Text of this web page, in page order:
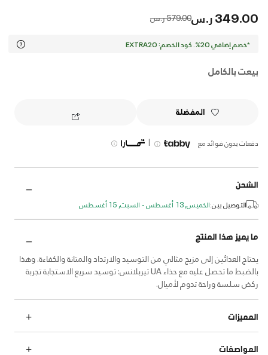
349.00 ر.س Price reduced from
579.00 ر.س to
*خصم إضافي 20%. كود الخصم: EXTRA20
بيعت بالكامل
المفضلة
دفعات بدون فوائد مع |
الشحن
التوصيل بين:الخميس, 13 أغسطس - السبت, 15 أغسطس
ما يميز هذا المنتج
يحتاج العدائين إلى مزيج مثالي من التوسيد والارتداد والمتانة والكفاءة. وهذا
بالضبط ما تحصل عليه مع حذاء UA تيربلانس: توسيد سريع الاستجابة تجربة
ركض سلسة وراحة تدوم لأميال.
المميزات
المواصفات